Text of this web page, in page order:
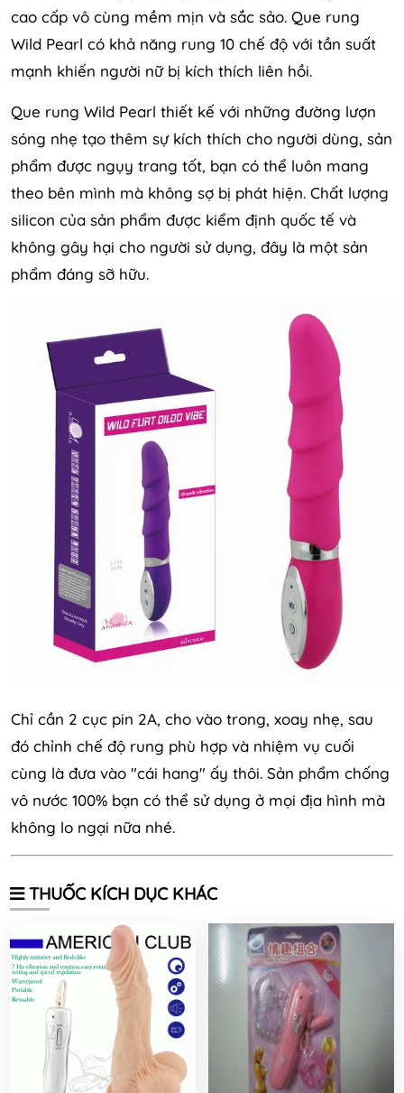
cao cấp vô cùng mềm mịn và sắc sảo. Que rung
Wild Pearl có khả năng rung 10 chế độ với tần suất
mạnh khiến người nữ bị kích thích liên hồi.
Que rung Wild Pearl thiết kế với những đường lượn
sóng nhẹ tạo thêm sự kích thích cho người dùng, sản
phẩm được ngụy trang tốt, bạn có thể luôn mang
theo bên mình mà không sợ bị phát hiện. Chất lượng
silicon của sản phẩm được kiểm định quốc tế và
không gây hại cho người sử dụng, đây là một sản
phẩm đáng sỡ hữu.
Chỉ cần 2 cục pin 2A, cho vào trong, xoay nhẹ, sau
đó chỉnh chế độ rung phù hợp và nhiệm vụ cuối
cùng là đưa vào "cái hang" ấy thôi. Sản phẩm chống
vô nước 100% bạn có thể sử dụng ở mọi địa hình mà
không lo ngại nữa nhé.
THUỐC KÍCH DỤC KHÁC